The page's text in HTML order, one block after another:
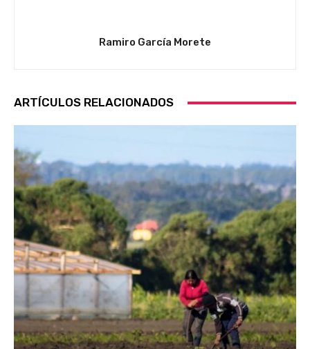
Ramiro García Morete
ARTÍCULOS RELACIONADOS